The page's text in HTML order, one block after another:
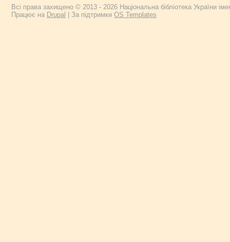
Всі права захищено © 2013 - 2026 Національна бібліотека України
Працює на Drupal | За підтримки OS Templates